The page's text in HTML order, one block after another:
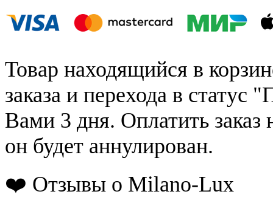
Товар находящийся в
заказа и перехода в статус
Вами 3 дня. Оплатить заказ
он будет аннулирован.
❤️ Отзывы о Milano-Lux